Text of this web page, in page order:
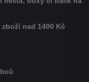
nad 1400 Kč